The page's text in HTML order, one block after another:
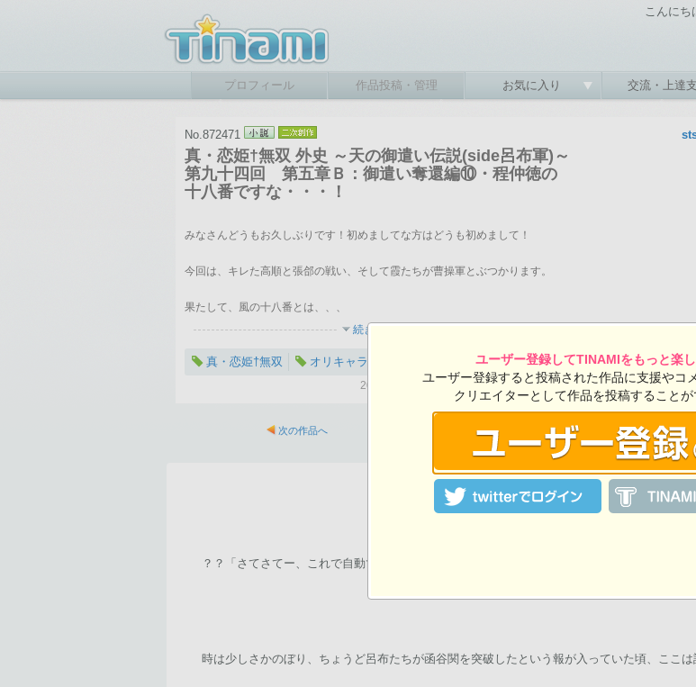
こんにち
プロフィール 作品投稿・管理 お気に入り 交流・上達
No.872471
真・恋姫†無双 外史 ～天の御遣い伝説(side呂布軍)～
第九十四回 第五章Ｂ：御遣い奪還編⑩・程仲徳の
十八番ですな・・・！
みなさんどうもお久しぶりです！初めましてな方はどうも初めまして！
今回は、キレた高順と張郃の戦い、そして霞たちが曹操軍とぶつかります。
果たして、風の十八番とは、、、
続きを表示
真・恋姫†無双 オリキャラ 霞 高順 白蓮 稟 徐晃
2016-10-02 00:01:41 投稿 ／ 全6ページ 総閲覧数：3723 閲覧ユー
次の作品へ stsさんの投稿作品一覧
？？「さてさてー、これで自動で動く道は理論的に実現可能と分かったわけだけど、あとは動
時は少しさかのぼり、ちょうど呂布たちが函谷関を突破したという報が入っていた頃、ここは
ユーザー登録してTINAMIをもっと楽し
ユーザー登録すると投稿された作品に支援やコ
クリエイターとして作品を投稿することが